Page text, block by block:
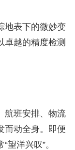
地表下的微妙变
卓越的精度检测
航班安排、物流
动全身。即便
望洋兴叹”。